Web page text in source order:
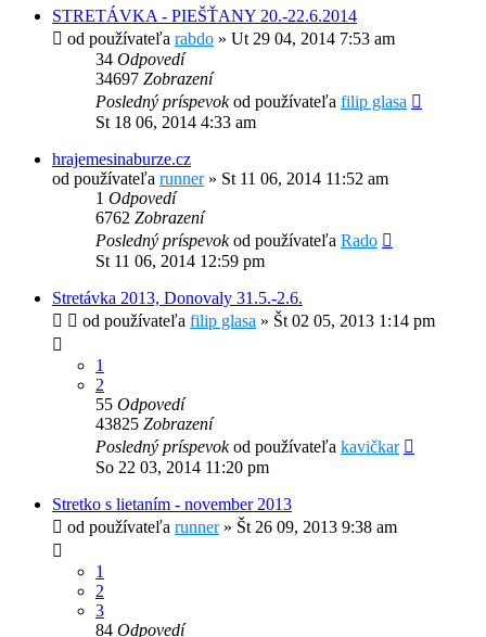
STRETÁVKA - PIEŠŤANY 20.-22.6.2014
od používateľa rabdo » Ut 29 04, 2014 7:53 am
34 Odpovedí
34697 Zobrazení
Posledný príspevokod používateľa filip glasa
St 18 06, 2014 4:33 am
hrajemesinaburze.cz
od používateľa runner» St 11 06, 2014 11:52 am
1 Odpovedí
6762 Zobrazení
Posledný príspevokod používateľa Rado
St 11 06, 2014 12:59 pm
Stretávka 2013, Donovaly 31.5.-2.6.
od používateľa filip glasa » Št 02 05, 2013 1:14 pm
1
2
55 Odpovedí
43825 Zobrazení
Posledný príspevokod používateľa kavičkar
So 22 03, 2014 11:20 pm
Stretko s lietaním - november 2013
od používateľa runner» Št 26 09, 2013 9:38 am
1
2
3
84 Odpovedí